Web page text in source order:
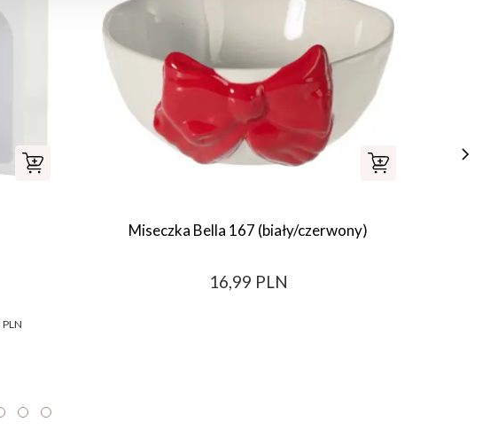
PLN
Miseczka Bella 167 (biały/czerwony)
16,99 PLN